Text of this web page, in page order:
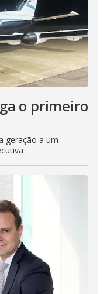
o primeiro
geração a um